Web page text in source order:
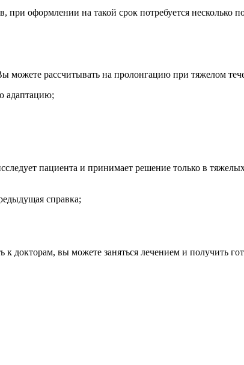
оформлении на такой срок потребуется несколько
рассчитывать на пролонгацию при тяжелом
адаптацию;
пациента и принимает решение только в
справка;
докторам, вы можете заняться лечением и получить